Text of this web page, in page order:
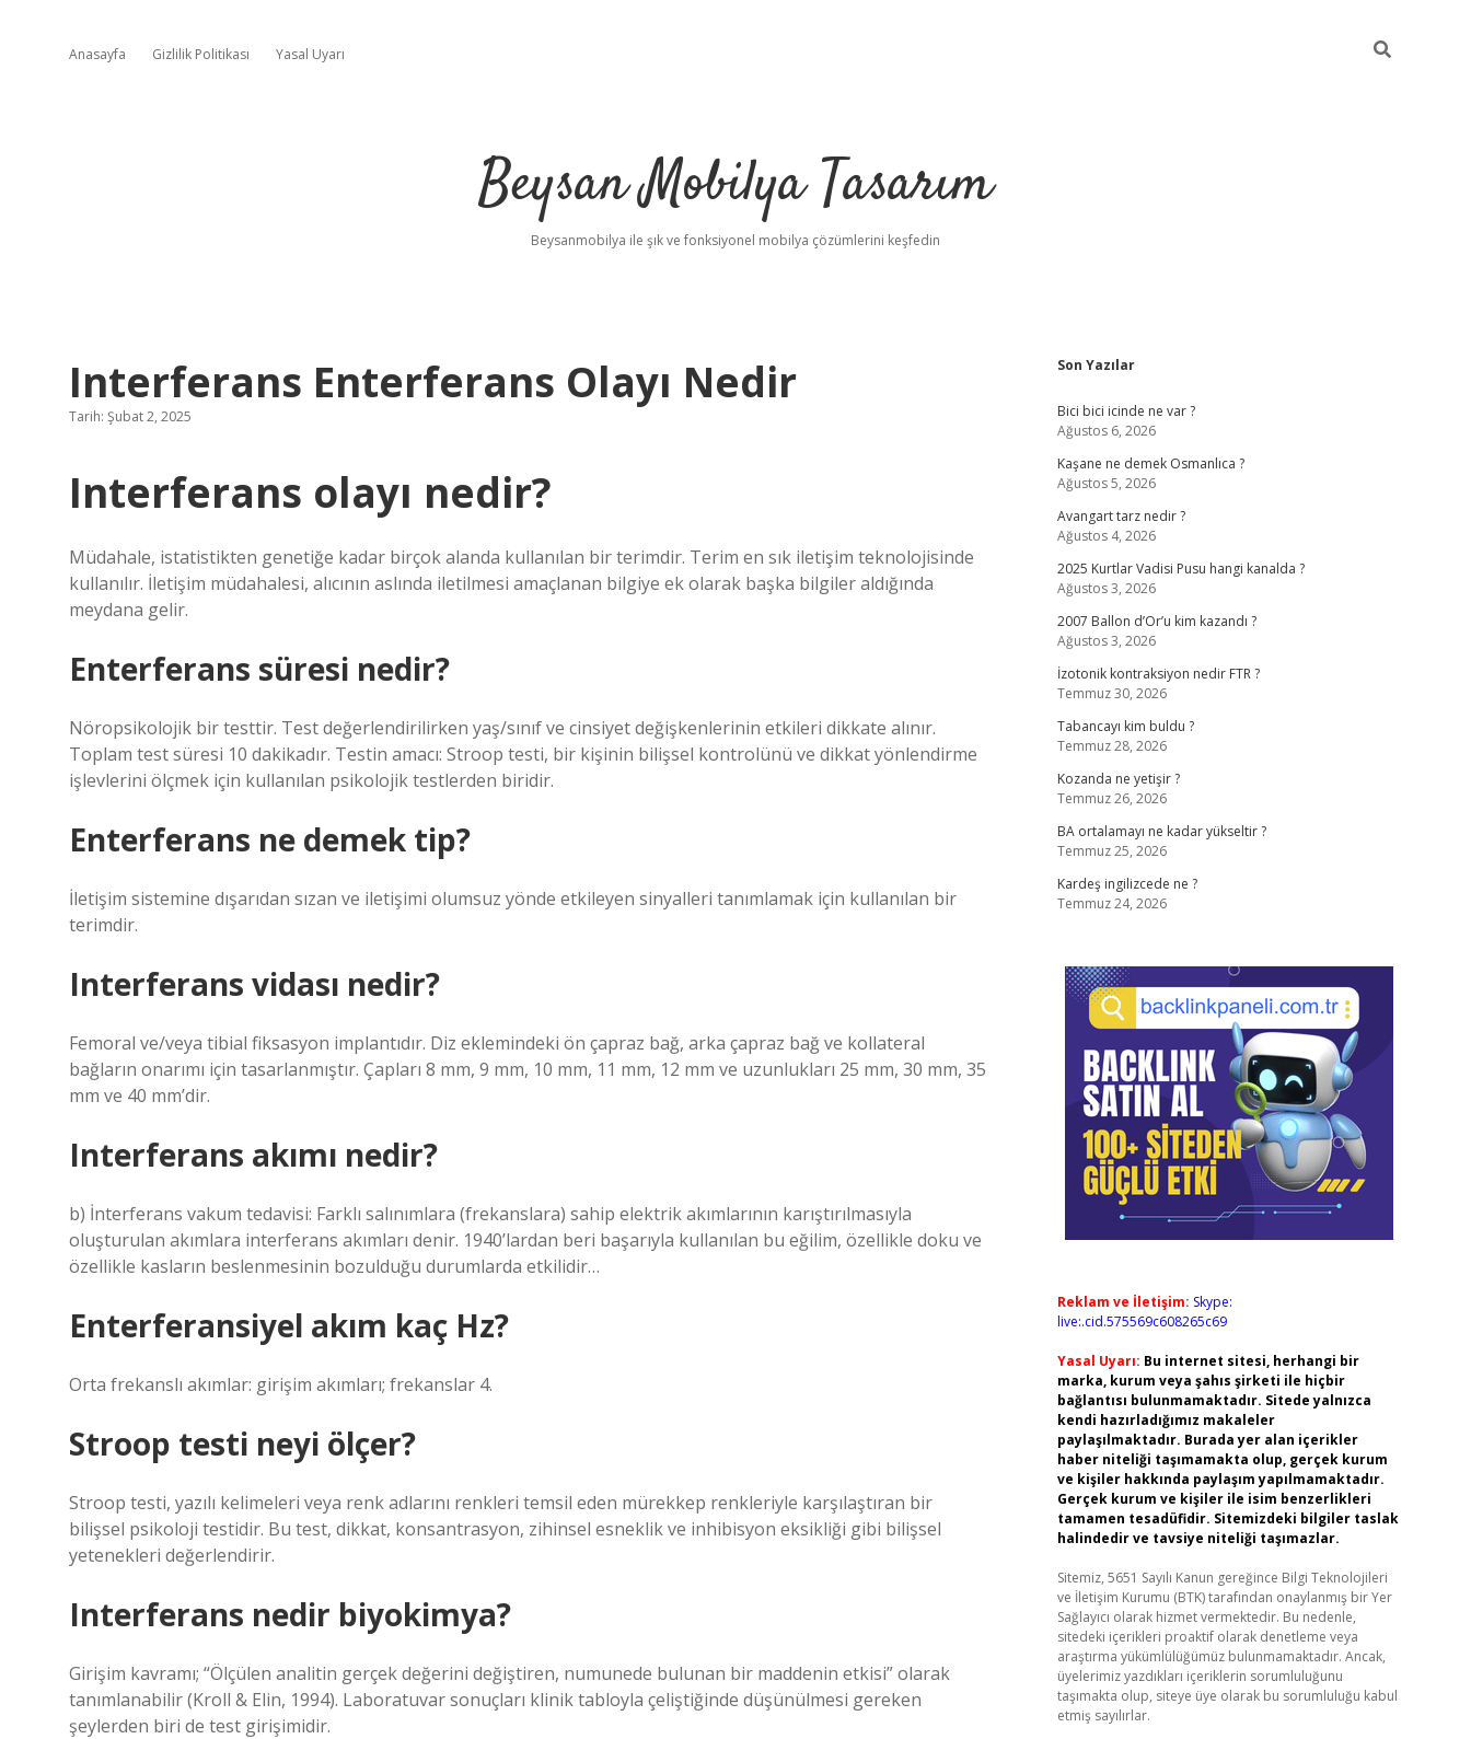
Anasayfa Gizlilik Politikası Yasal Uyarı
Beysan Mobilya Tasarım
Beysanmobilya ile şık ve fonksiyonel mobilya çözümlerini keşfedin
Interferans Enterferans Olayı Nedir
Tarih: Şubat 2, 2025
Interferans olayı nedir?
Müdahale, istatistikten genetiğe kadar birçok alanda kullanılan bir terimdir. Terim en sık iletişim teknolojisinde
kullanılır. İletişim müdahalesi, alıcının aslında iletilmesi amaçlanan bilgiye ek olarak başka bilgiler aldığında
meydana gelir.
Enterferans süresi nedir?
Nöropsikolojik bir testtir. Test değerlendirilirken yaş/sınıf ve cinsiyet değişkenlerinin etkileri dikkate alınır.
Toplam test süresi 10 dakikadır. Testin amacı: Stroop testi, bir kişinin bilişsel kontrolünü ve dikkat yönlendirme
işlevlerini ölçmek için kullanılan psikolojik testlerden biridir.
Enterferans ne demek tip?
İletişim sistemine dışarıdan sızan ve iletişimi olumsuz yönde etkileyen sinyalleri tanımlamak için kullanılan bir
terimdir.
Interferans vidası nedir?
Femoral ve/veya tibial fiksasyon implantıdır. Diz eklemindeki ön çapraz bağ, arka çapraz bağ ve kollateral
bağların onarımı için tasarlanmıştır. Çapları 8 mm, 9 mm, 10 mm, 11 mm, 12 mm ve uzunlukları 25 mm, 30 mm, 35
mm ve 40 mm’dir.
Interferans akımı nedir?
b) İnterferans vakum tedavisi: Farklı salınımlara (frekanslara) sahip elektrik akımlarının karıştırılmasıyla
oluşturulan akımlara interferans akımları denir. 1940’lardan beri başarıyla kullanılan bu eğilim, özellikle doku ve
özellikle kasların beslenmesinin bozulduğu durumlarda etkilidir…
Enterferansiyel akım kaç Hz?
Orta frekanslı akımlar: girişim akımları; frekanslar 4.
Stroop testi neyi ölçer?
Stroop testi, yazılı kelimeleri veya renk adlarını renkleri temsil eden mürekkep renkleriyle karşılaştıran bir
bilişsel psikoloji testidir. Bu test, dikkat, konsantrasyon, zihinsel esneklik ve inhibisyon eksikliği gibi bilişsel
yetenekleri değerlendirir.
Interferans nedir biyokimya?
Girişim kavramı; “Ölçülen analitin gerçek değerini değiştiren, numunede bulunan bir maddenin etkisi” olarak
tanımlanabilir (Kroll & Elin, 1994). Laboratuvar sonuçları klinik tabloyla çeliştiğinde düşünülmesi gereken
şeylerden biri de test girişimidir.
Sidebar
Son Yazılar
Bici bici icinde ne var ?
Ağustos 6, 2026
Kaşane ne demek Osmanlıca ?
Ağustos 5, 2026
Avangart tarz nedir ?
Ağustos 4, 2026
2025 Kurtlar Vadisi Pusu hangi kanalda ?
Ağustos 3, 2026
2007 Ballon d’Or’u kim kazandı ?
Ağustos 3, 2026
İzotonik kontraksiyon nedir FTR ?
Temmuz 30, 2026
Tabancayı kim buldu ?
Temmuz 28, 2026
Kozanda ne yetişir ?
Temmuz 26, 2026
BA ortalamayı ne kadar yükseltir ?
Temmuz 25, 2026
Kardeş ingilizcede ne ?
Temmuz 24, 2026
Reklam ve İletişim: Skype:
live:.cid.575569c608265c69
Yasal Uyarı: Bu internet sitesi, herhangi bir
marka, kurum veya şahıs şirketi ile hiçbir
bağlantısı bulunmamaktadır. Sitede yalnızca
kendi hazırladığımız makaleler
paylaşılmaktadır. Burada yer alan içerikler
haber niteliği taşımamakta olup, gerçek kurum
ve kişiler hakkında paylaşım yapılmamaktadır.
Gerçek kurum ve kişiler ile isim benzerlikleri
tamamen tesadüfidir. Sitemizdeki bilgiler taslak
halindedir ve tavsiye niteliği taşımazlar.
Sitemiz, 5651 Sayılı Kanun gereğince Bilgi Teknolojileri
ve İletişim Kurumu (BTK) tarafından onaylanmış bir Yer
Sağlayıcı olarak hizmet vermektedir. Bu nedenle,
sitedeki içerikleri proaktif olarak denetleme veya
araştırma yükümlülüğümüz bulunmamaktadır. Ancak,
üyelerimiz yazdıkları içeriklerin sorumluluğunu
taşımakta olup, siteye üye olarak bu sorumluluğu kabul
etmiş sayılırlar.